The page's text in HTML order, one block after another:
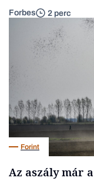
Forbes 2 perc
Forint
Az aszály már